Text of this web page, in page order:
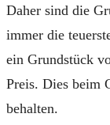
Daher sind die
immer die
ein Grundstück
Preis. Dies beim
behalten.